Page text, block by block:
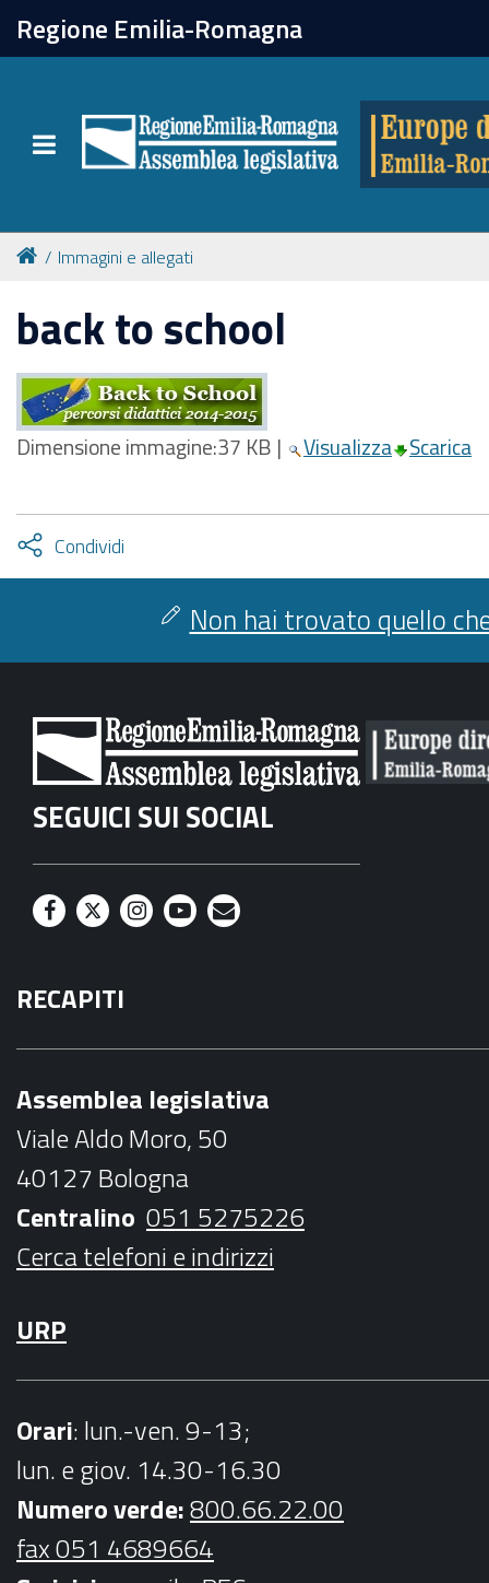
Regione Emilia-Romagna
Toggle navigation
chiudi
Attività
Formazione
Eventi
Tutte le notizie
Newsletter
Immagini e allegati
back to school
Dimensione immagine:37 KB | Visualizza Scarica
Condividi
facebook
twitter
Attiva
condividi
Non hai trovato quello
SEGUICI SUI SOCIAL
F
c
e
k
T
i
t
I
t
a
m
Y
t
b
e
M
l
RECAPITI
Assemblea legislativa
Viale Aldo Moro, 50
40127 Bologna
Centralino 051 5275226
Cerca telefoni e indirizzi
URP
Orari: lun.-ven. 9-13;
lun. e giov. 14.30-16.30
Numero verde:800.66.22.00
fax 051 4689664